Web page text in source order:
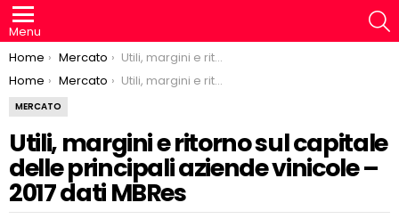
Menu
You are here:
Home Mercato
Utili, margini e ritorno sul capitale delle principali aziende vinicole – 2017 dati MBRes
You are here:
Home Mercato Utili, margini e ritorno sul capitale delle principali aziende vinicole – 2017 dati MBRes
MERCATO
Utili, margini e ritorno sul capitale
delle principali aziende vinicole –
2017 dati MBRes